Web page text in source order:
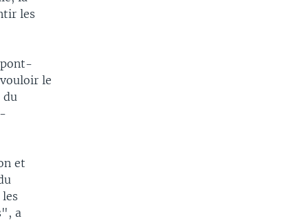
les
le
du
et
a